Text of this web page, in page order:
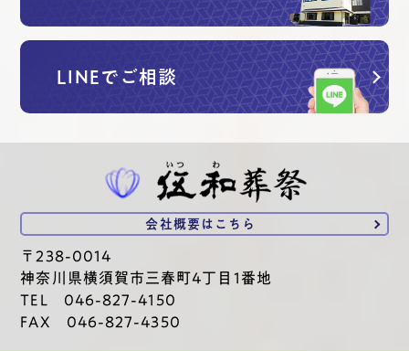
LINEでご相談
会社概要は こちら
〒238-0014
神奈川県横須賀市三春町4丁目1番地
TEL 046-827-4150
FAX 046-827-4350